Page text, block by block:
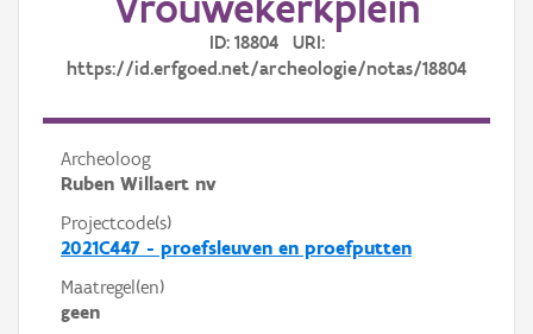
ID: 18804 URI:
https://id.erfgoed.net/archeologie/notas/18804
Archeoloog
Ruben Willaert nv
Projectcode(s)
2021C447 - proefsleuven en proefputten
Maatregel(en)
geen